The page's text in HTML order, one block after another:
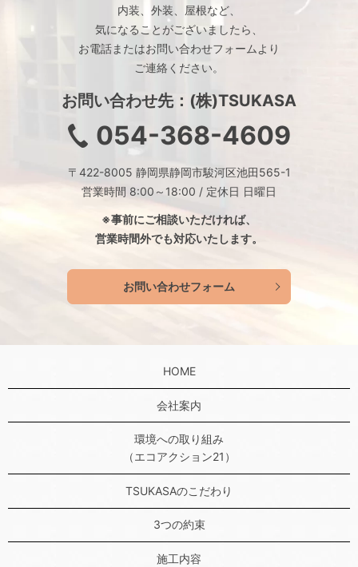
内装、外装、屋根など、
気になることがございましたら、
お電話またはお問い合わせフォームより
ご連絡ください。
お問い合わせ先：(株)TSUKASA
054-368-4609
〒422-8005 静岡県静岡市駿河区池田565-1
営業時間 8:00～18:00 / 定休日 日曜日
※事前にご相談いただければ、
営業時間外でも対応いたします。
お問い合わせフォーム
HOME
会社案内
環境への取り組み
（エコアクション21）
TSUKASAのこだわり
3つの約束
施工内容